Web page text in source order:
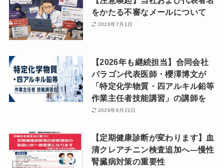
をかたる不審なメールについて
2026年7月1日
【2026年も継続担当】合同会社
パラゴン代表医師・櫻澤博文が
「特定化学物質・四アルキル鉛等
作業主任者技能講習」の講師を
2026年6月21日
【定期健康診断が変わります】血
清クレアチニン検査追加へ―慢性
腎臓病対策の重要性